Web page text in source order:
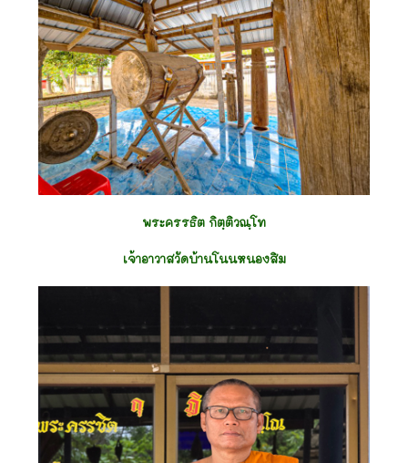
พระครรธิต กิตฺติวณฺโท
เจ้าอาวาสวัดบ้านโนนหนองสิม